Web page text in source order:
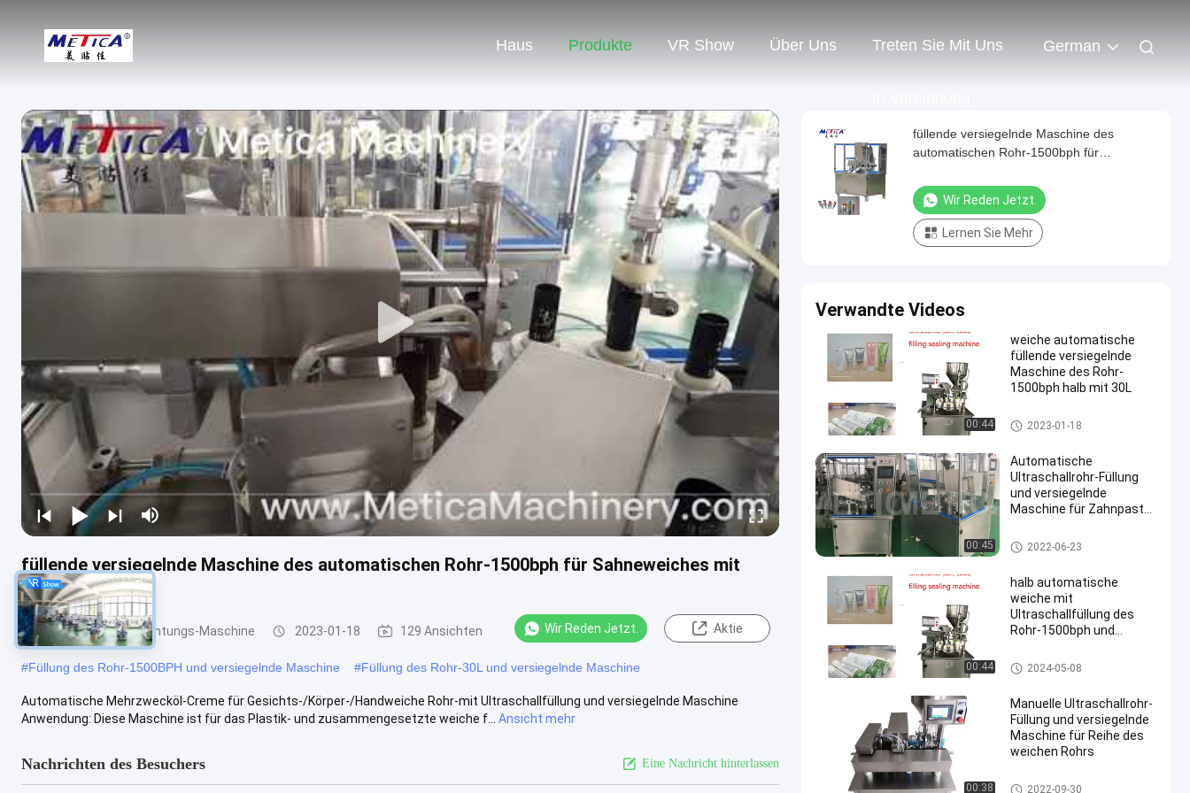
Haus Produkte VR Show Über Uns Treten Sie Mit Uns German
füllende versiegelnde Maschine des automatischen Rohr-1500bph für Sahneweiches mit
Ultraschallrohr
Rohr-Füllung und Dichtungs-Maschine 2023-01-18 129 Ansichten Wir Reden Jetzt. Aktie
#Füllung des Rohr-1500BPH und versiegelnde Maschine #Füllung des Rohr-30L und versiegelnde Maschine
Automatische Mehrzwecköl-Creme für Gesichts-/Körper-/Handweiche Rohr-mit Ultraschallfüllung und versiegelnde Maschine
Anwendung: Diese Maschine ist für das Plastik- und zusammengesetzte weiche f...
Ansicht mehr
Nachrichten des Besuchers Eine Nachricht hinterlassen
füllende versiegelnde Maschine des
automatischen Rohr-1500bph für
Wir Reden Jetzt.
Lernen Sie Mehr
Verwandte Videos
00:44
weiche automatische
füllende versiegelnde
Maschine des Rohr-
1500bph halb mit 30L
Rohr-Füllung und Dichtungs-M
aschine
2023-01-18
00:45
Automatische
Ultraschallrohr-Füllung
und versiegelnde
Maschine für Zahnpasta-
Rohr-Füllung und Dichtungs-M
aschine
2022-06-23
00:44
halb automatische
weiche mit
Ultraschallfüllung des
Rohr-1500bph und
Maschinen-Holzetui-
Verpacken
Rohr-Füllung und Dichtungs-M
aschine
2024-05-08
00:38
Manuelle Ultraschallrohr-
Füllung und versiegelnde
Maschine für Reihe des
weichen Rohrs
Rohr-Füllung und Dichtungs-M
2022-09-30